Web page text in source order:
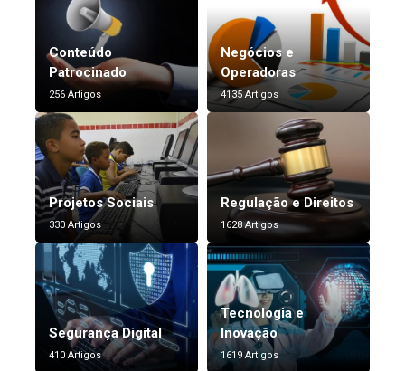
Conteúdo
Patrocinado
256 Artigos
Negócios e
Operadoras
4135 Artigos
Projetos Sociais
330 Artigos
Regulação e Direitos
1628 Artigos
Segurança Digital
410 Artigos
Tecnologia e
Inovação
1619 Artigos